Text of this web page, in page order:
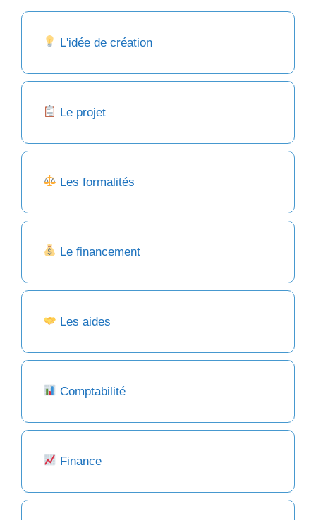
L'idée de création
Le projet
Les formalités
Le financement
Les aides
Comptabilité
Finance